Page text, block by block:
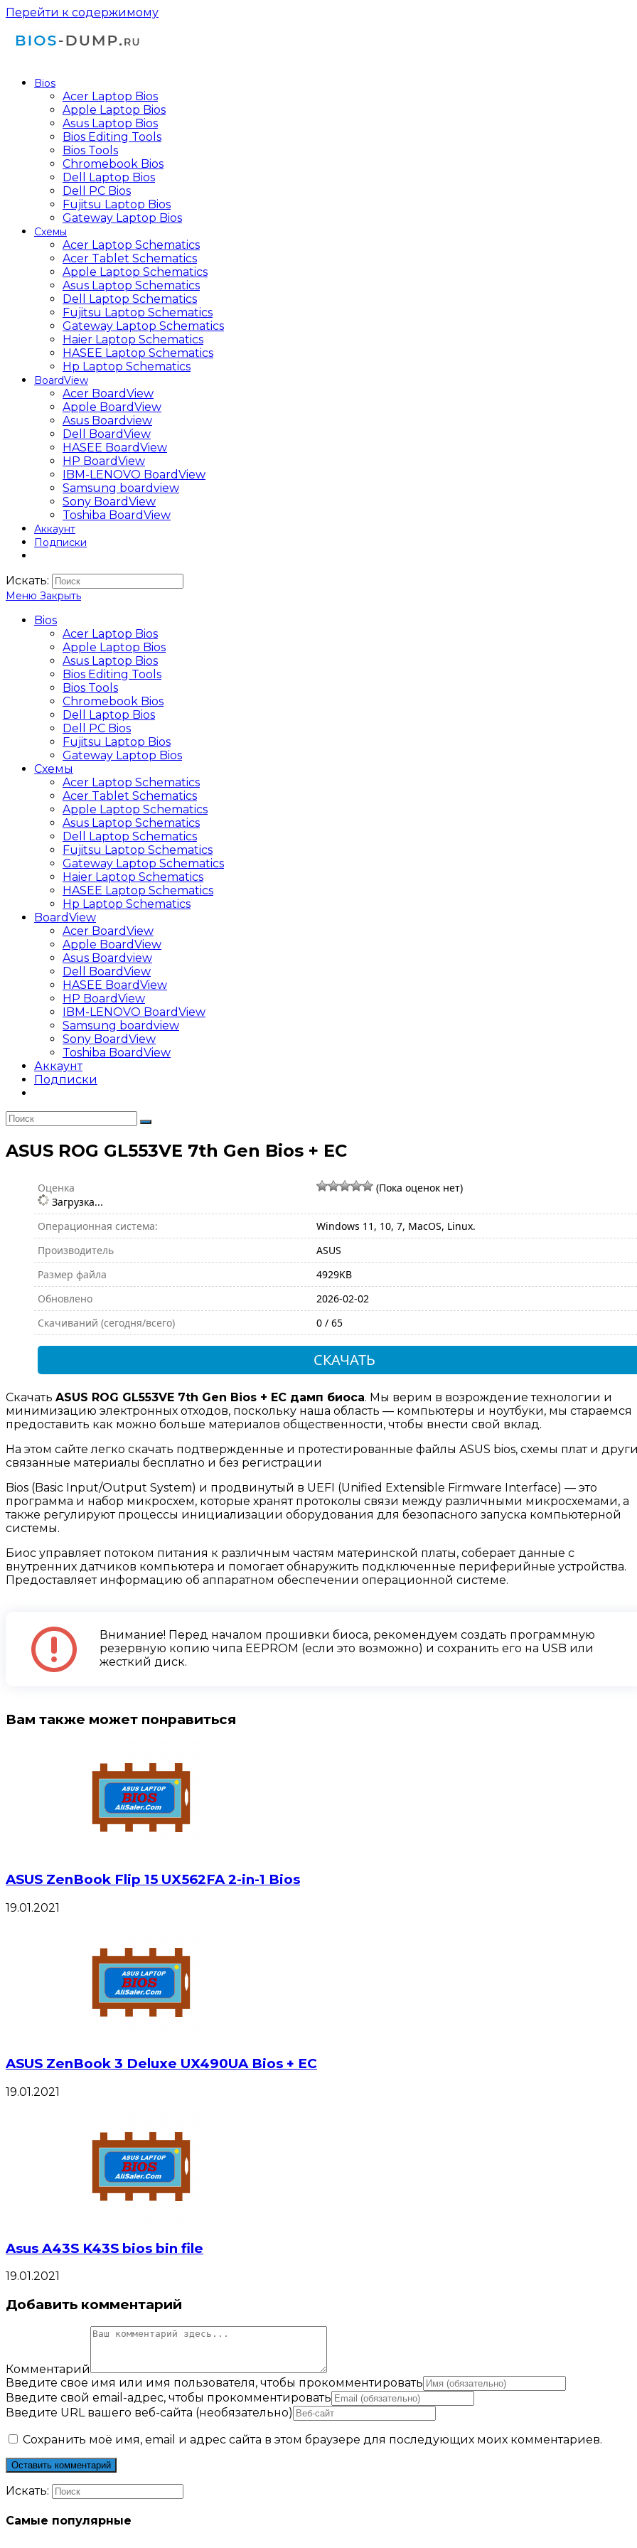
Перейти к содержимому
Bios
Acer Laptop Bios
Apple Laptop Bios
Asus Laptop Bios
Bios Editing Tools
Bios Tools
Chromebook Bios
Dell Laptop Bios
Dell PC Bios
Fujitsu Laptop Bios
Gateway Laptop Bios
Схемы
Acer Laptop Schematics
Acer Tablet Schematics
Apple Laptop Schematics
Asus Laptop Schematics
Dell Laptop Schematics
Fujitsu Laptop Schematics
Gateway Laptop Schematics
Haier Laptop Schematics
HASEE Laptop Schematics
Hp Laptop Schematics
BoardView
Acer BoardView
Apple BoardView
Asus Boardview
Dell BoardView
HASEE BoardView
HP BoardView
IBM-LENOVO BoardView
Samsung boardview
Sony BoardView
Toshiba BoardView
Аккаунт
Подписки
Искать:
Меню Закрыть
Bios
Acer Laptop Bios
Apple Laptop Bios
Asus Laptop Bios
Bios Editing Tools
Bios Tools
Chromebook Bios
Dell Laptop Bios
Dell PC Bios
Fujitsu Laptop Bios
Gateway Laptop Bios
Схемы
Acer Laptop Schematics
Acer Tablet Schematics
Apple Laptop Schematics
Asus Laptop Schematics
Dell Laptop Schematics
Fujitsu Laptop Schematics
Gateway Laptop Schematics
Haier Laptop Schematics
HASEE Laptop Schematics
Hp Laptop Schematics
BoardView
Acer BoardView
Apple BoardView
Asus Boardview
Dell BoardView
HASEE BoardView
HP BoardView
IBM-LENOVO BoardView
Samsung boardview
Sony BoardView
Toshiba BoardView
Аккаунт
Подписки
ASUS ROG GL553VE 7th Gen Bios + EC
Оценка
(Пока оценок нет)
Загрузка...
Операционная система:
Windows 11, 10, 7, MacOS, Linux.
Производитель
ASUS
Размер файла
4929KB
Обновлено
2026-02-02
Скачиваний (сегодня/всего)
0 / 65
СКАЧАТЬ
Скачать ASUS ROG GL553VE 7th Gen Bios + EC дамп биоса. Мы верим в возрождение технологии и
минимизацию электронных отходов, поскольку наша область — компьютеры и ноутбуки, мы стараемся
предоставить как можно больше материалов общественности, чтобы внести свой вклад.
На этом сайте легко скачать подтвержденные и протестированные файлы ASUS bios, схемы плат и
связанные материалы бесплатно и без регистрации
Bios (Basic Input/Output System) и продвинутый в UEFI (Unified Extensible Firmware Interface) — это
программа и набор микросхем, которые хранят протоколы связи между различными микросхемами, а
также регулируют процессы инициализации оборудования для безопасного запуска компьютерной
системы.
Биос управляет потоком питания к различным частям материнской платы, соберает данные с
внутренних датчиков компьютера и помогает обнаружить подключенные периферийные устройства.
Предоставляет информацию об аппаратном обеспечении операционной системе.
Внимание! Перед началом прошивки биоса, рекомендуем создать программную
резервную копию чипа EEPROM (если это возможно) и сохранить его на USB или
жесткий диск.
Вам также может понравиться
ASUS ZenBook Flip 15 UX562FA 2-in-1 Bios
19.01.2021
ASUS ZenBook 3 Deluxe UX490UA Bios + EC
19.01.2021
Asus A43S K43S bios bin file
19.01.2021
Добавить комментарий
Комментарий
Введите свое имя или имя пользователя, чтобы прокомментировать
Введите свой email-адрес, чтобы прокомментировать
Введите URL вашего веб-сайта (необязательно)
Сохранить моё имя, email и адрес сайта в этом браузере для последующих моих комментариев.
Искать:
Самые популярные